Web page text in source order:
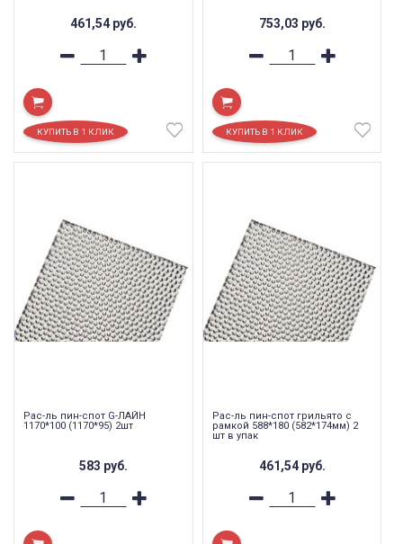
461,54 руб. 753,03 руб.
Рас-ль пин-спот G-ЛАЙН
1170*100 (1170*95) 2шт
583 руб.
Рас-ль пин-спот грильято с
рамкой 588*180 (582*174мм) 2
шт в упак
461,54 руб.